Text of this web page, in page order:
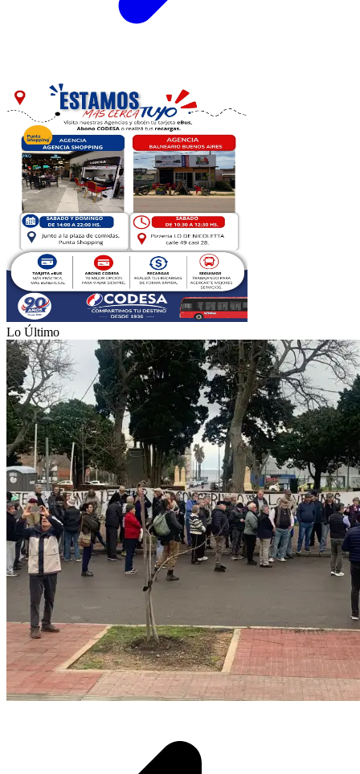
Lo Último